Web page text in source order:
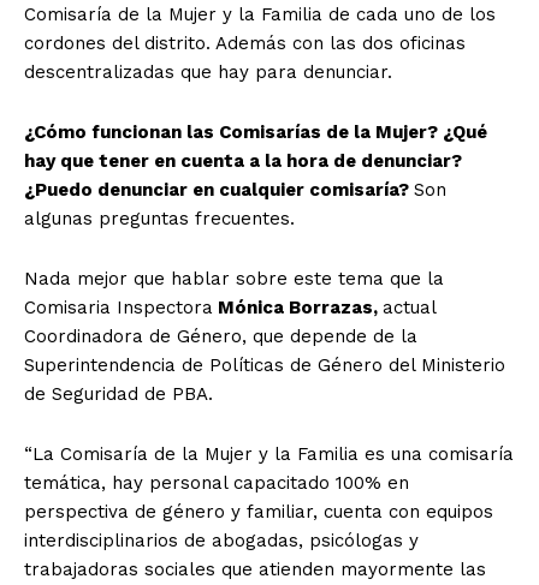
Comisaría de la Mujer y la Familia de cada uno de los
cordones del distrito. Además con las dos oficinas
descentralizadas que hay para denunciar.
¿Cómo funcionan las Comisarías de la Mujer? ¿Qué
hay que tener en cuenta a la hora de denunciar?
¿Puedo denunciar en cualquier comisaría? Son
algunas preguntas frecuentes.
Nada mejor que hablar sobre este tema que la
Comisaria Inspectora Mónica Borrazas, actual
Coordinadora de Género, que depende de la
Superintendencia de Políticas de Género del Ministerio
de Seguridad de PBA.
“La Comisaría de la Mujer y la Familia es una comisaría
temática, hay personal capacitado 100% en
perspectiva de género y familiar, cuenta con equipos
interdisciplinarios de abogadas, psicólogas y
trabajadoras sociales que atienden mayormente las